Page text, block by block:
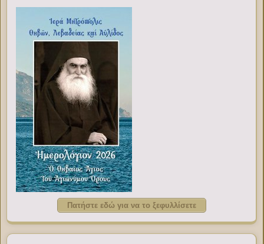
Πατήστε εδώ για να το ξεφυλλίσετε